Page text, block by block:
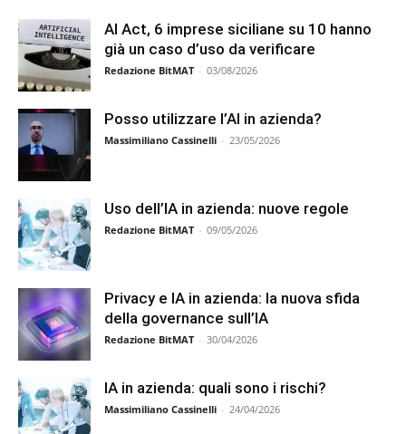
AI Act, 6 imprese siciliane su 10 hanno
già un caso d’uso da verificare
Redazione BitMAT - 03/08/2026
Posso utilizzare l’AI in azienda?
Massimiliano Cassinelli - 23/05/2026
Uso dell’IA in azienda: nuove regole
Redazione BitMAT - 09/05/2026
Privacy e IA in azienda: la nuova sfida
della governance sull’IA
Redazione BitMAT - 30/04/2026
IA in azienda: quali sono i rischi?
Massimiliano Cassinelli - 24/04/2026